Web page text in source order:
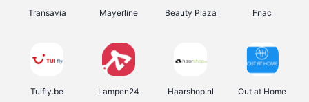
Transavia Mayerline Beauty Plaza Fnac
Tuifly.be Lampen24 Haarshop.nl Out at Home